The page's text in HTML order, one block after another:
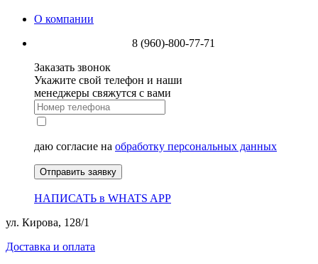
О компании
8 (960)-800-77-71
Заказать звонок
Укажите свой телефон и наши
менеджеры свяжутся с вами
даю согласие на обработку персональных данных
Отправить заявку
НАПИСАТЬ в WHATS APP
ул. Кирова, 128/1
Доставка и оплата